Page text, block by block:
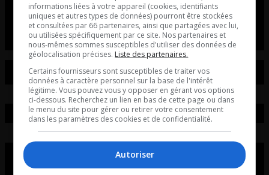
L’entrevue avec David Beaudoin
informations liées à votre appareil (cookies, identifiants
uniques et autres types de données) pourront être stockées
et consultées par 66 partenaires, ainsi que partagées avec lui,
ou utilisées spécifiquement par ce site. Nos partenaires et
nous-mêmes sommes susceptibles d'utiliser des données de
géolocalisation précises. Liste des partenaires.
Certains fournisseurs sont susceptibles de traiter vos
données à caractère personnel sur la base de l'intérêt
légitime. Vous pouvez vous y opposer en gérant vos options
ci-dessous. Recherchez un lien en bas de cette page ou dans
le menu du site pour gérer ou retirer votre consentement
dans les paramètres des cookies et de confidentialité.
Autoriser